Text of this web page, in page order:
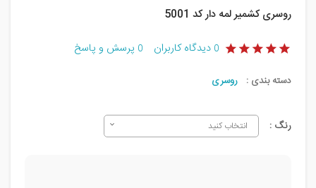
روسری کشمیر لمه دار کد 5001
0 دیدگاه کاربران 0 پرسش و پاسخ
دسته بندی : روسری
رنگ : انتخاب کنید